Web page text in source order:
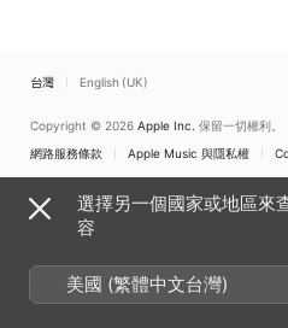
台灣 English (UK)
Copyright © 2026 Apple Inc. 保留一切權利。
網路服務條款
Apple Music 與隱私權
選擇另一個國家或地區來
容
美國 (繁體中文台灣)